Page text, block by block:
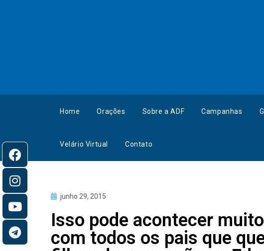
Home Orações Sobre a ADF Campanhas
Velário Virtual Contato
junho 29, 2015
Isso pode acontecer
com todos os pais que